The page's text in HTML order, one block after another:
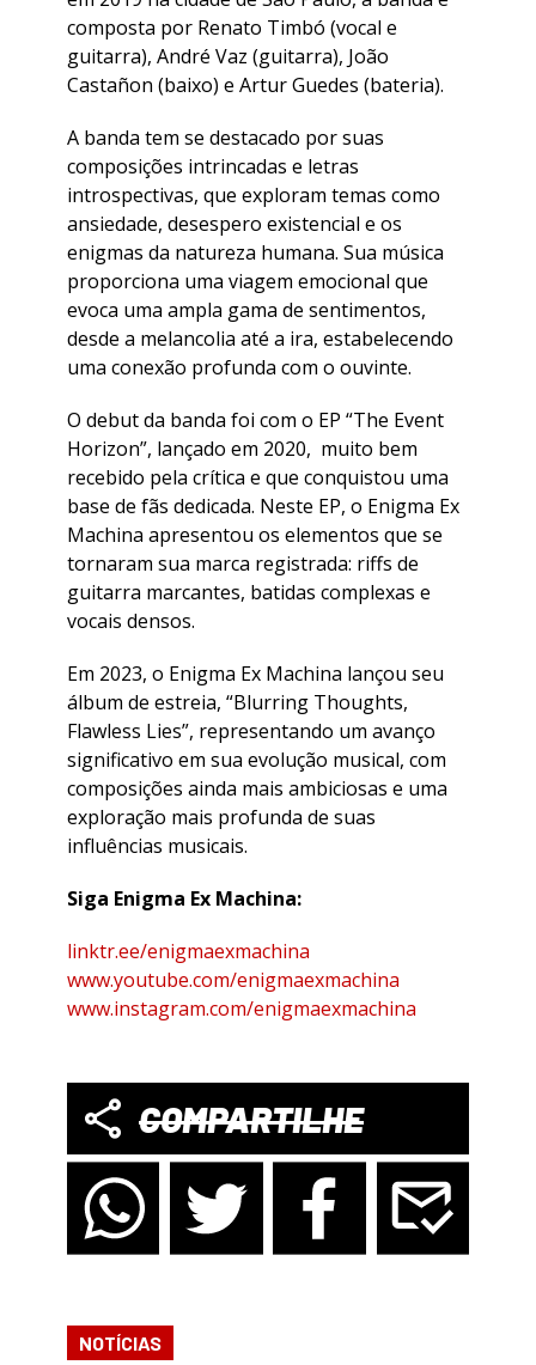
composta por Renato Timbó (vocal e
guitarra), André Vaz (guitarra), João
Castañon (baixo) e Artur Guedes (bateria).
A banda tem se destacado por suas
composições intrincadas e letras
introspectivas, que exploram temas como
ansiedade, desespero existencial e os
enigmas da natureza humana. Sua música
proporciona uma viagem emocional que
evoca uma ampla gama de sentimentos,
desde a melancolia até a ira, estabelecendo
uma conexão profunda com o ouvinte.
O debut da banda foi com o EP “The Event
Horizon”, lançado em 2020, muito bem
recebido pela crítica e que conquistou uma
base de fãs dedicada. Neste EP, o Enigma Ex
Machina apresentou os elementos que se
tornaram sua marca registrada: riffs de
guitarra marcantes, batidas complexas e
vocais densos.
Em 2023, o Enigma Ex Machina lançou seu
álbum de estreia, “Blurring Thoughts,
Flawless Lies”, representando um avanço
significativo em sua evolução musical, com
composições ainda mais ambiciosas e uma
exploração mais profunda de suas
influências musicais.
Siga Enigma Ex Machina:
linktr.ee/enigmaexmachina
www.youtube.com/enigmaexmachina
www.instagram.com/enigmaexmachina
COMPARTILHE
NOTÍCIAS